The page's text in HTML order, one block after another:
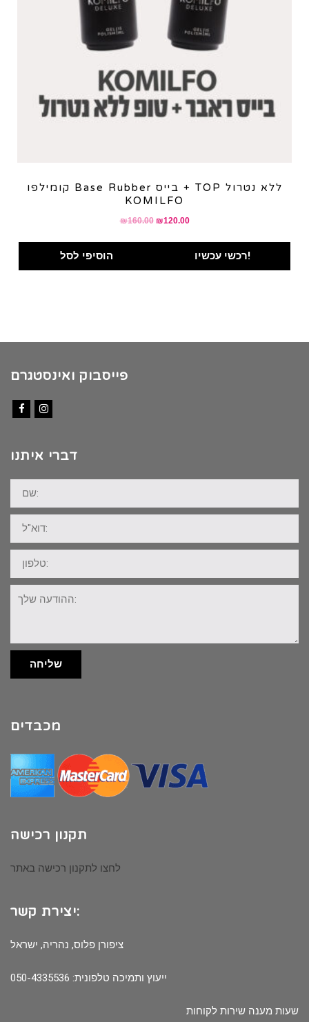
קומילפו Base Rubber בייס + TOP ללא נטרול
KOMILFO
₪160.00 Original
₪120.00Current
הוסיפי לסל רכשי עכשיו!
פייסבוק ואינסטגרם
דברי איתנו
שלך:
שליחה
מכבדים
תקנון רכישה
לחצו לתקנון רכישה באתר
יצירת קשר:
ציפורן פלוס, נהריה, ישראל
ייעוץ ותמיכה טלפונית: 050-4335536
שעות מענה שירות לקוחות